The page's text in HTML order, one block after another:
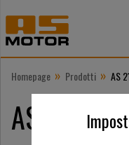
Homepage » Prodotti » AS
AS 21 4T